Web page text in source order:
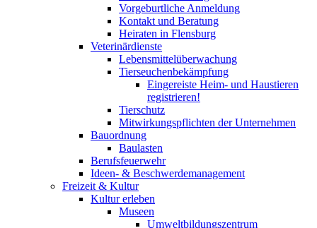
Vorgeburtliche Anmeldung
Kontakt und Beratung
Heiraten in Flensburg
Veterinärdienste
Lebensmittelüberwachung
Tierseuchenbekämpfung
Eingereiste Heim- und Haustieren
registrieren!
Tierschutz
Mitwirkungspflichten der Unternehmen
Bauordnung
Baulasten
Berufsfeuerwehr
Ideen- & Beschwerdemanagement
Freizeit & Kultur
Kultur erleben
Museen
Umweltbildungszentrum